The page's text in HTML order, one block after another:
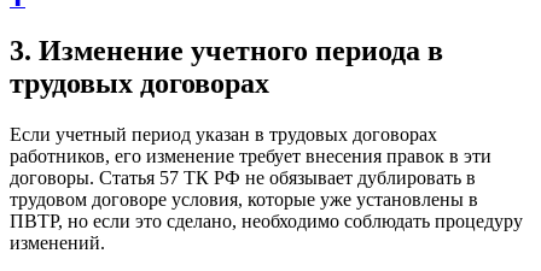
3. Изменение учетного периода в
трудовых договорах
Если учетный период указан в трудовых договорах
работников, его изменение требует внесения правок в эти
договоры. Статья 57 ТК РФ не обязывает дублировать в
трудовом договоре условия, которые уже установлены в
ПВТР, но если это сделано, необходимо соблюдать процедуру
изменений.